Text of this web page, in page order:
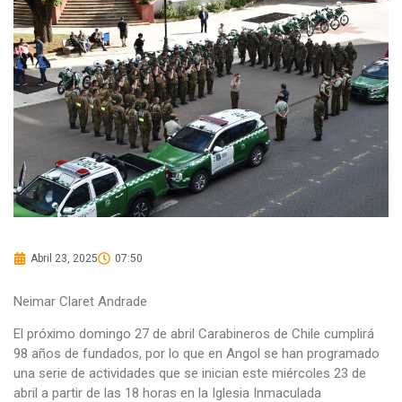
Abril 23, 2025 07:50
Neimar Claret Andrade
El próximo domingo 27 de abril Carabineros de Chile cumplirá
98 años de fundados, por lo que en Angol se han programado
una serie de actividades que se inician este miércoles 23 de
abril a partir de las 18 horas en la Iglesia Inmaculada